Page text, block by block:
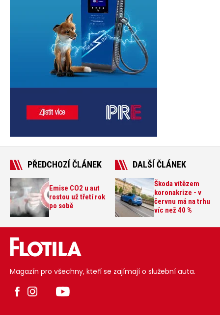
PŘEDCHOZÍ ČLÁNEK
Emise CO2 u aut
rostou už třetí rok
po sobě
DALŠÍ ČLÁNEK
Škoda vítězem
koronakrize - v
červnu má na trhu
víc než 40 %
Magazín pro všechny, kteří se zajímají o služební auta.